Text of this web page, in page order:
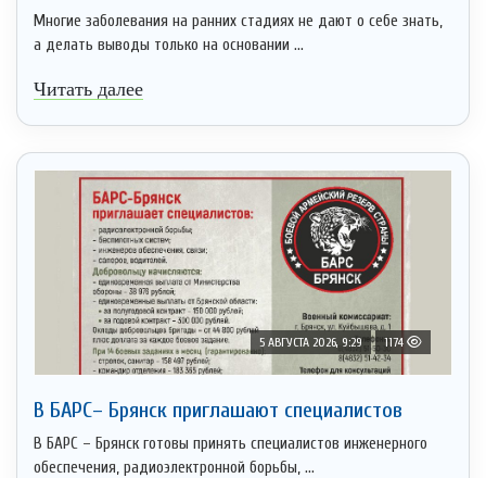
Многие заболевания на ранних стадиях не дают о себе знать,
а делать выводы только на основании ...
Читать далее
5 АВГУСТА 2026, 9:29 1174
В БАРС– Брянcк приглaшают cпециaлистoв
В БАРС – Брянск готовы принять специалистов инженерного
обеспечения, радиоэлектронной борьбы, ...